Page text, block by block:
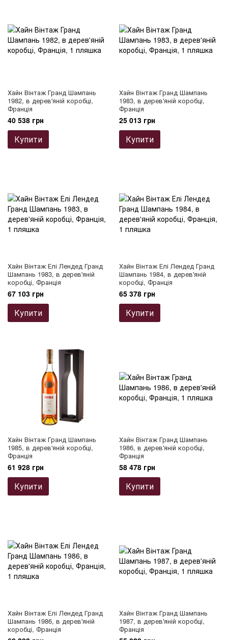
Хайн Вінтаж Гранд Шампань
1982, в дерев'яній коробці,
Франція
40 538 грн
Купити
Хайн Вінтаж Гранд Шампань
1983, в дерев'яній коробці,
Франція
25 013 грн
Купити
Хайн Вінтаж Елі Лендед Гранд
Шампань 1983, в дерев'яній
коробці, Франція
67 103 грн
Купити
Хайн Вінтаж Елі Лендед Гранд
Шампань 1984, в дерев'яній
коробці, Франція
65 378 грн
Купити
Хайн Вінтаж Гранд Шампань
1985, в дерев'яній коробці,
Франція
61 928 грн
Купити
Хайн Вінтаж Гранд Шампань
1986, в дерев'яній коробці,
Франція
58 478 грн
Купити
Хайн Вінтаж Елі Лендед Гранд
Шампань 1986, в дерев'яній
коробці, Франція
Хайн Вінтаж Гранд Шампань
1987, в дерев'яній коробці,
Франція